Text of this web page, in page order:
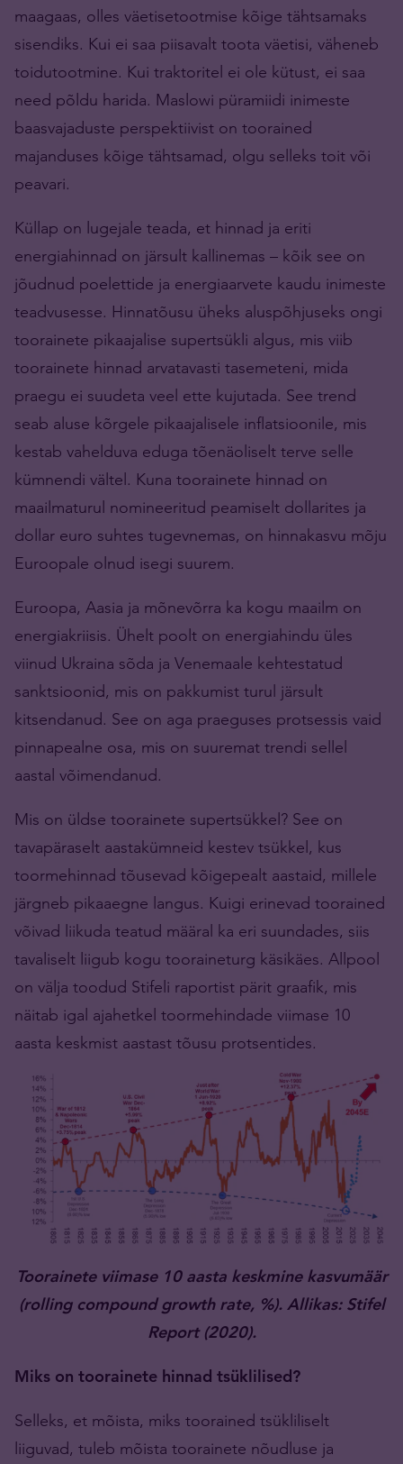
maagaas, olles väetisetootmise kõige tähtsamaks
sisendiks. Kui ei saa piisavalt toota väetisi, väheneb
toidutootmine. Kui traktoritel ei ole kütust, ei saa
need põldu harida. Maslowi püramiidi inimeste
baasvajaduste perspektiivist on toorained
majanduses kõige tähtsamad, olgu selleks toit või
peavari.
Küllap on lugejale teada, et hinnad ja eriti
energiahinnad on järsult kallinemas – kõik see on
jõudnud poelettide ja energiaarvete kaudu inimeste
teadvusesse. Hinnatõusu üheks aluspõhjuseks ongi
toorainete pikaajalise supertsükli algus, mis viib
toorainete hinnad arvatavasti tasemeteni, mida
praegu ei suudeta veel ette kujutada. See trend
seab aluse kõrgele pikaajalisele inflatsioonile, mis
kestab vahelduva eduga tõenäoliselt terve selle
kümnendi vältel. Kuna toorainete hinnad on
maailmaturul nomineeritud peamiselt dollarites ja
dollar euro suhtes tugevnemas, on hinnakasvu mõju
Euroopale olnud isegi suurem.
Euroopa, Aasia ja mõnevõrra ka kogu maailm on
energiakriisis. Ühelt poolt on energiahindu üles
viinud Ukraina sõda ja Venemaale kehtestatud
sanktsioonid, mis on pakkumist turul järsult
kitsendanud. See on aga praeguses protsessis vaid
pinnapealne osa, mis on suuremat trendi sellel
aastal võimendanud.
Mis on üldse toorainete supertsükkel? See on
tavapäraselt aastakümneid kestev tsükkel, kus
toormehinnad tõusevad kõigepealt aastaid, millele
järgneb pikaaegne langus. Kuigi erinevad toorained
võivad liikuda teatud määral ka eri suundades, siis
tavaliselt liigub kogu tooraineturg käsikäes. Allpool
on välja toodud Stifeli raportist pärit graafik, mis
näitab igal ajahetkel toormehindade viimase 10
aasta keskmist aastast tõusu protsentides.
Toorainete viimase 10 aasta keskmine kasvumäär
(rolling compound growth rate, %). Allikas: Stifel
Report (2020).
Miks on toorainete hinnad tsüklilised?
Selleks, et mõista, miks toorained tsükliliselt
liiguvad, tuleb mõista toorainete nõudluse ja